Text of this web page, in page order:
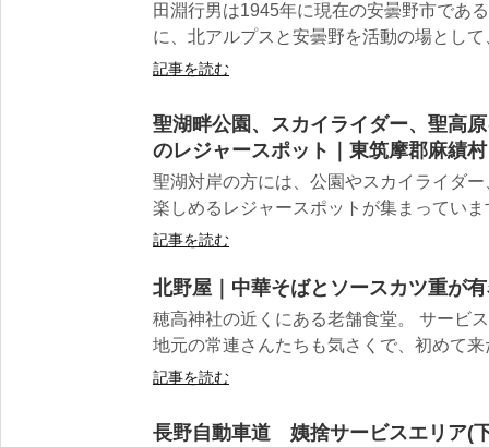
田淵行男は1945年に現在の安曇野市であ
に、北アルプスと安曇野を活動の場とし
記事を読む
聖湖畔公園、スカイライダー、聖高
のレジャースポット｜東筑摩郡麻績村
聖湖対岸の方には、公園やスカイライダ
楽しめるレジャースポットが集まってい
記事を読む
北野屋｜中華そばとソースカツ重が
穂高神社の近くにある老舗食堂。 サービ
地元の常連さんたちも気さくで、初めて
記事を読む
長野自動車道 姨捨サービスエリア(